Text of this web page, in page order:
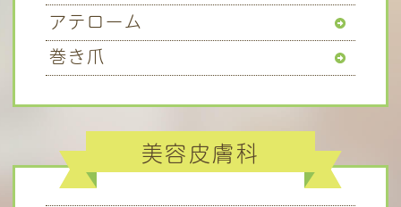
アテローム
巻き爪
美容皮膚科